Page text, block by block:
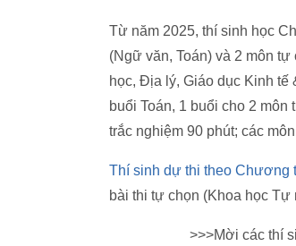
Từ năm 2025, thí sinh học
(Ngữ văn, Toán) và 2 môn
học, Địa lý, Giáo dục Kinh tế
buổi Toán, 1 buổi cho 2
trắc nghiệm 90 phút; các
Thí sinh dự thi theo Chương
bài thi tự chọn (Khoa học
>>>Mời các thí